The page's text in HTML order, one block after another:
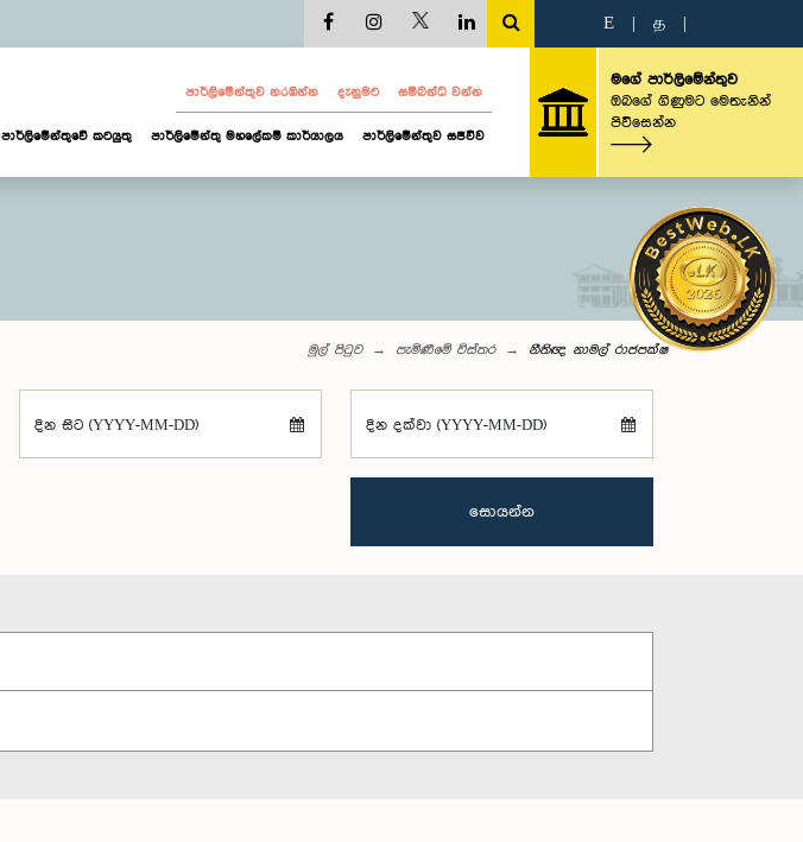
E த
පාර්ලි‌මේන්තුව නරඹන්න දැනුමට සම්බන්ධ වන්න
පාර්ලිමේන්තුවේ කටයුතු පාර්ලිමේන්තු මහලේකම් කාර්යාලය පාර්ලිමේන්තුව සජීවීව
මගේ පාර්ලිමේන්තුව
ඔබගේ ගිණුමට මෙතැනින්
පිවිසෙන්න
මුල් පිටුව පැමිණීමේ විස්තර නීතිඥ නාමල් රාජපක්ෂ
දින සිට (YYYY-MM-DD) දින දක්වා (YYYY-MM-DD)
සොයන්න